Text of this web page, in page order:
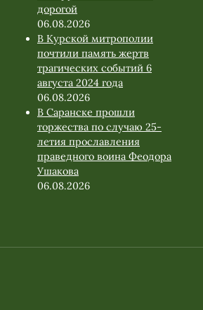
дорогой
06.08.2026
В Курской митрополии
почтили память жертв
трагических событий 6
августа 2024 года
06.08.2026
В Саранске прошли
торжества по случаю 25-
летия прославления
праведного воина Феодора
Ушакова
06.08.2026